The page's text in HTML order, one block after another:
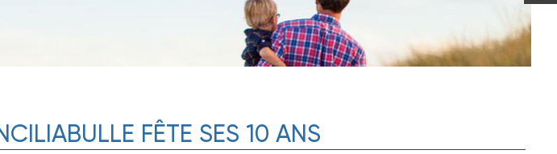
FÊTE SES 10 ANS